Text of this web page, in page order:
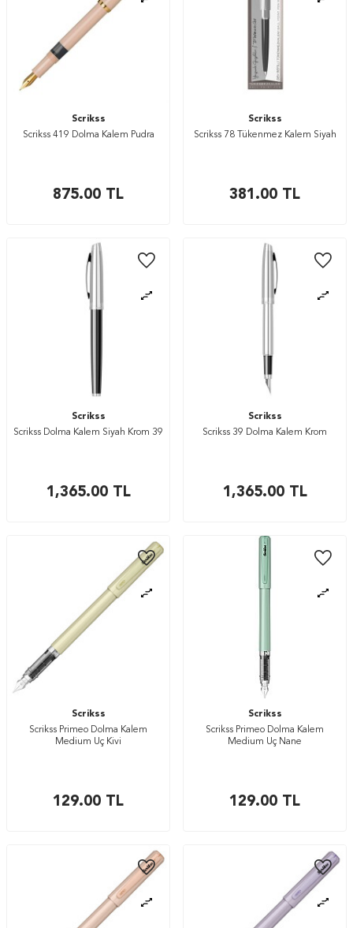
Scrikss
Scrikss 419 Dolma Kalem Pudra
875.00 TL
Scrikss
Scrikss 78 Tükenmez Kalem Siyah
381.00 TL
Scrikss
Scrikss Dolma Kalem Siyah Krom 39
1,365.00TL
Scrikss
Scrikss 39 Dolma Kalem Krom
1,365.00TL
Scrikss
Scrikss Primeo Dolma Kalem
Medium Uç Kivi
129.00 TL
Scrikss
Scrikss Primeo Dolma Kalem
Medium Uç Nane
129.00 TL